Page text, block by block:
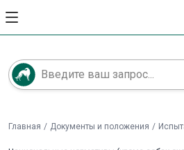
Главная / Документы и положения /